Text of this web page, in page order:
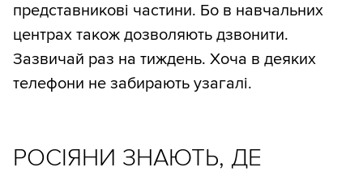
представникові частини. Бо в навчальних
центрах також дозволяють дзвонити.
Зазвичай раз на тиждень. Хоча в деяких
телефони не забирають узагалі.
РОСІЯНИ ЗНАЮТЬ, ДЕ